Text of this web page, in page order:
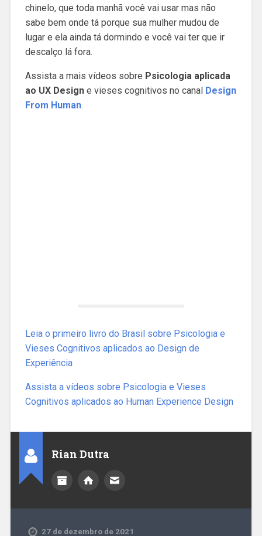
chinelo, que toda manhã você vai usar mas não
sabe bem onde tá porque sua mulher mudou de
lugar e ela ainda tá dormindo e você vai ter que ir
descalço lá fora.
Assista a mais vídeos sobre Psicologia aplicada
ao UX Designe vieses cognitivos no canal Design
From Human.
Leia o primeiro livro do Brasil sobre Psicologia e
Vieses Cognitivos aplicados ao Design de
Experiência
Assista a vídeos sobre Psicologia e Vieses
Cognitivos aplicados ao Human Experience Design
Rian Dutra
27 de dezembro de 2021